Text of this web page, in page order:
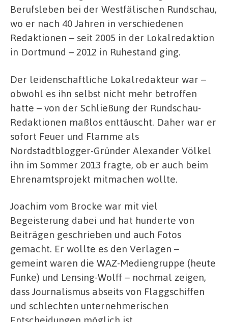
Berufsleben bei der Westfälischen Rundschau,
wo er nach 40 Jahren in verschiedenen
Redaktionen – seit 2005 in der Lokalredaktion
in Dortmund – 2012 in Ruhestand ging.
Der leidenschaftliche Lokalredakteur war –
obwohl es ihn selbst nicht mehr betroffen
hatte – von der Schließung der Rundschau-
Redaktionen maßlos enttäuscht. Daher war er
sofort Feuer und Flamme als
Nordstadtblogger-Gründer Alexander Völkel
ihn im Sommer 2013 fragte, ob er auch beim
Ehrenamtsprojekt mitmachen wollte.
Joachim vom Brocke war mit viel
Begeisterung dabei und hat hunderte von
Beiträgen geschrieben und auch Fotos
gemacht. Er wollte es den Verlagen –
gemeint waren die WAZ-Mediengruppe (heute
Funke) und Lensing-Wolff – nochmal zeigen,
dass Journalismus abseits von Flaggschiffen
und schlechten unternehmerischen